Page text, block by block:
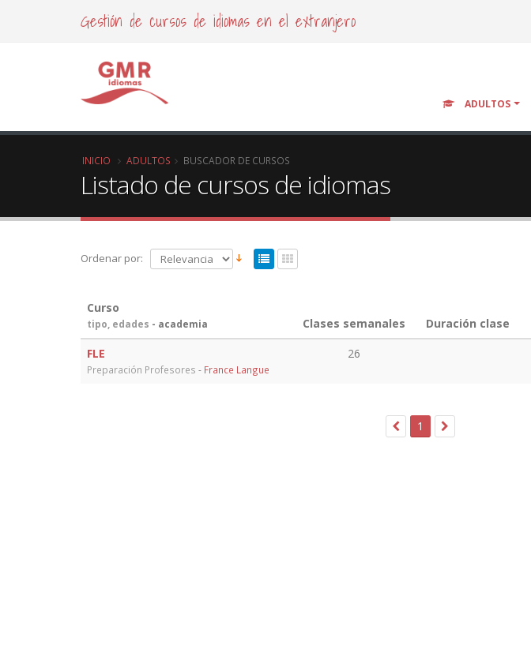
Gestión de cursos de idiomas en el extranjero
ADULTOS
INICIO ADULTOS BUSCADOR DE CURSOS
Listado de cursos de idiomas
Ordenar por:
Curso
tipo, edades - academia Clases semanales Duración clase
FLE
Preparación Profesores - France Langue
26
1